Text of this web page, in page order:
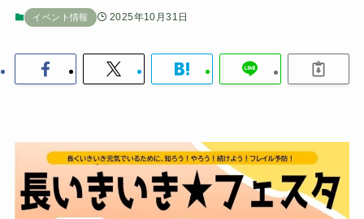
イベント情報 2025年10月31日